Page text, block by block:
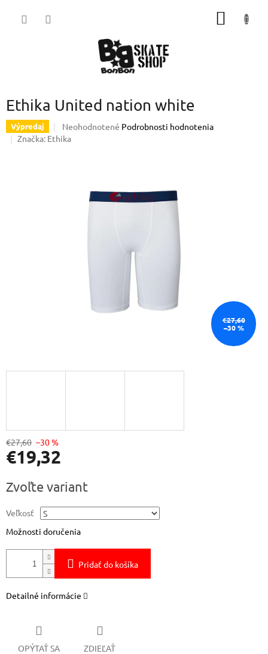
Ethika United nation white
Výpredaj
Priemerné
hodnotenie
hviezdičiek.
Neohodnotené Podrobnosti hodnotenia
Značka: Ethika
€27,60
–30 %
€27,60 –30 %
€19,32
cena:
Zvoľte variant
Veľkosť
Možnosti doručenia
Pridať do košíka
Detailné informácie
OPÝTAŤ SA ZDIEĽAŤ